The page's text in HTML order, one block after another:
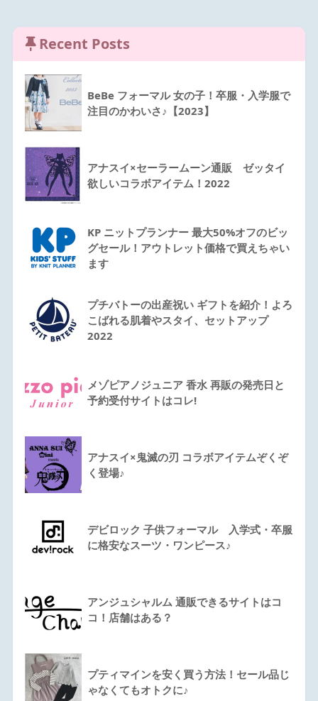
Recent Posts
BeBe フォーマル 女の子！卒服・入学服で
注目のかわいさ♪【2023】
アナスイ×セーラームーン通販 ゼッタイ
欲しいコラボアイテム！2022
KP ニットプランナー 最大50%オフのビッ
グセール！アウトレット価格で買えちゃい
ます
プチバトーの出産祝い ギフトを紹介！よろ
こばれる肌着やスタイ、セットアップ
2022
メゾピアノジュニア 香水 再販の発売日と
予約受付サイトはコレ!
アナスイ×鬼滅の刃 コラボアイテムぞくぞ
く登場♪
デビロック 子供フォーマル 入学式・卒服
に格安なスーツ・ワンピース♪
アンジュシャルム 通販できるサイトはコ
コ！店舗はある？
プティマインを安く買う方法！セール品じ
ゃなくてもオトクに♪